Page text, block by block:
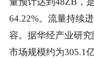
64.22%。流量持续
容。据华经产业研
市场规模约为305.1